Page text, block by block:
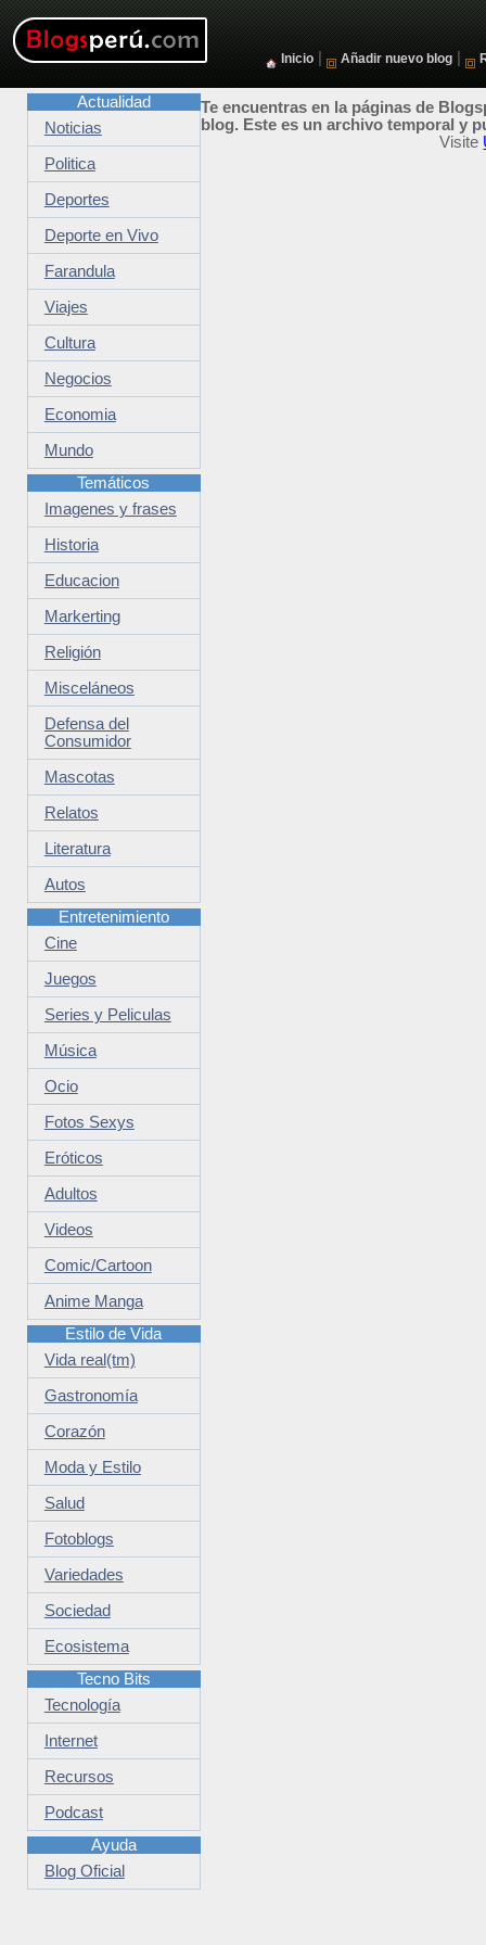
Inicio Añadir nuevo blog
Te encuentras en la páginas de
blog. Este es un archivo temporal y
Visite
Actualidad
Noticias
Politica
Deportes
Deporte en Vivo
Farandula
Viajes
Cultura
Negocios
Economia
Mundo
Temáticos
Imagenes y frases
Historia
Educacion
Markerting
Religión
Misceláneos
Defensa del
Consumidor
Mascotas
Relatos
Literatura
Autos
Entretenimiento
Cine
Juegos
Series y Peliculas
Música
Ocio
Fotos Sexys
Eróticos
Adultos
Videos
Comic/Cartoon
Anime Manga
Estilo de Vida
Vida real(tm)
Gastronomía
Corazón
Moda y Estilo
Salud
Fotoblogs
Variedades
Sociedad
Ecosistema
Tecno Bits
Tecnología
Internet
Recursos
Podcast
Ayuda
Blog Oficial